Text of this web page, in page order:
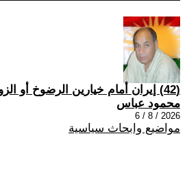
(42) إيران أمام خيارين الرضوخ أو الزوال
محمود عباس
2026 / 8 / 6
مواضيع وابحاث سياسية